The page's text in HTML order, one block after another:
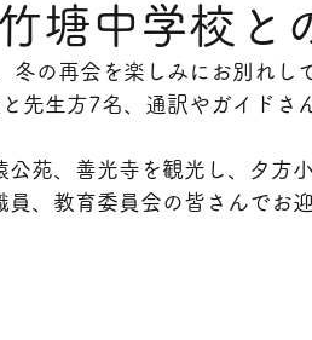
塘中学校と
の再会を楽しみにお別れし
先生方7名、通訳やガイドさ
苑、善光寺を観光し、夕方
、教育委員会の皆さんでお